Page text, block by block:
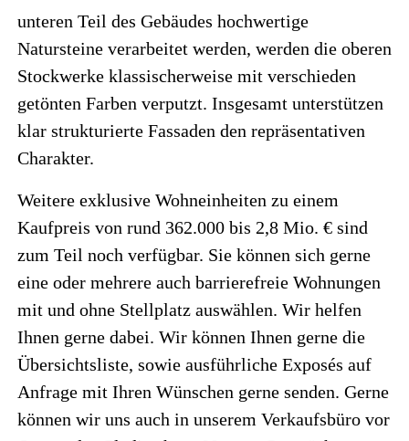
unteren Teil des Gebäudes hochwertige
Natursteine verarbeitet werden, werden die oberen
Stockwerke klassischerweise mit verschieden
getönten Farben verputzt. Insgesamt unterstützen
klar strukturierte Fassaden den repräsentativen
Charakter.
Weitere exklusive Wohneinheiten zu einem
Kaufpreis von rund 362.000 bis 2,8 Mio. € sind
zum Teil noch verfügbar. Sie können sich gerne
eine oder mehrere auch barrierefreie Wohnungen
mit und ohne Stellplatz auswählen. Wir helfen
Ihnen gerne dabei. Wir können Ihnen gerne die
Übersichtsliste, sowie ausführliche Exposés auf
Anfrage mit Ihren Wünschen gerne senden. Gerne
können wir uns auch in unserem Verkaufsbüro vor